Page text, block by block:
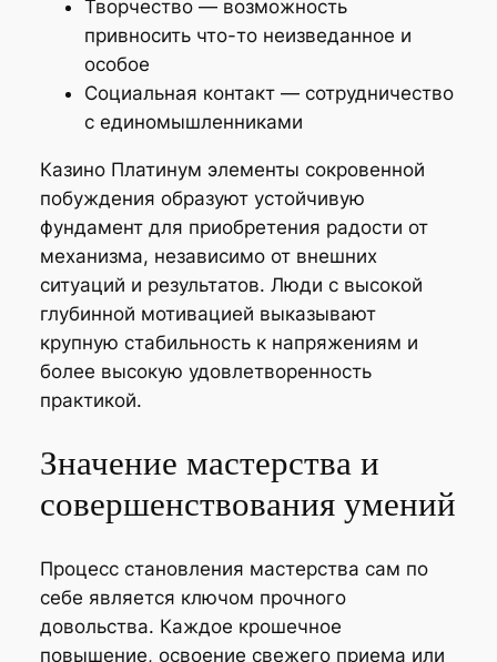
Творчество — возможность
привносить что-то неизведанное и
особое
Социальная контакт — сотрудничество
с единомышленниками
Казино Платинум элементы сокровенной
побуждения образуют устойчивую
фундамент для приобретения радости от
механизма, независимо от внешних
ситуаций и результатов. Люди с высокой
глубинной мотивацией выказывают
крупную стабильность к напряжениям и
более высокую удовлетворенность
практикой.
Значение мастерства и
совершенствования умений
Процесс становления мастерства сам по
себе является ключом прочного
довольства. Каждое крошечное
повышение, освоение свежего приема или